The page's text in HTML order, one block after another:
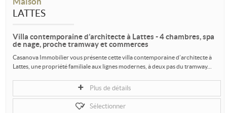
LATTES
Villa contemporaine d’architecte à Lattes - 4 chambres, spa
de nage, proche tramway et commerces
Casanova Immobilier vous présente cette villa contemporaine d’architecte à
Lattes, une propriété familiale aux lignes modernes, à deux pas du tramway...
Plus de détails
Sélectionner